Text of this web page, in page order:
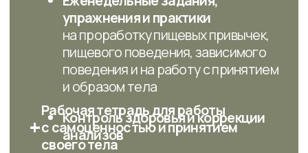
Политика конфиденциальности